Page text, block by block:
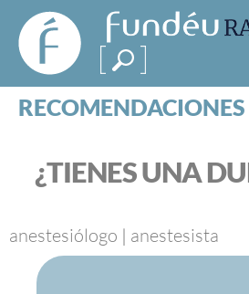
FundéuRAE
- Fundación
del Español
Urgente
RECOMENDACIONES
ESPECIALES
BLOG
NOTICIAS
SOBRE LA
¿TIENES UNA
anestesiólogo | anestesista